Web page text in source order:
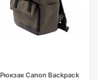
Рюкзак Canon Backpack